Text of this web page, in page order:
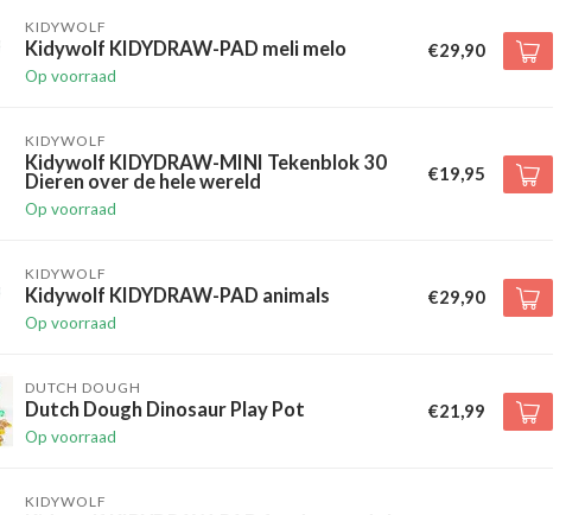
KIDYWOLF
Kidywolf KIDYDRAW-PAD meli melo
Op voorraad
€29,90
KIDYWOLF
Kidywolf KIDYDRAW-MINI Tekenblok 30
Dieren over de hele wereld
Op voorraad
€19,95
KIDYWOLF
Kidywolf KIDYDRAW-PAD animals
Op voorraad
€29,90
DUTCH DOUGH
Dutch Dough Dinosaur Play Pot
Op voorraad
€21,99
KIDYWOLF